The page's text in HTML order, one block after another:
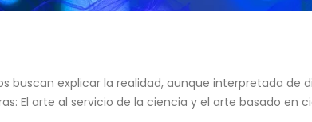
explicar la realidad, aunque interpretada de
El arte al servicio de la ciencia y el arte basado en